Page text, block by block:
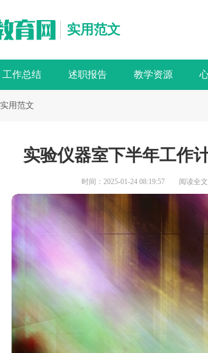
实用范文
工作总结 述职报告 教学资源
实用范文
实验仪器室下半年工作
时间：2025-01-24 08:19:57 阅读全文